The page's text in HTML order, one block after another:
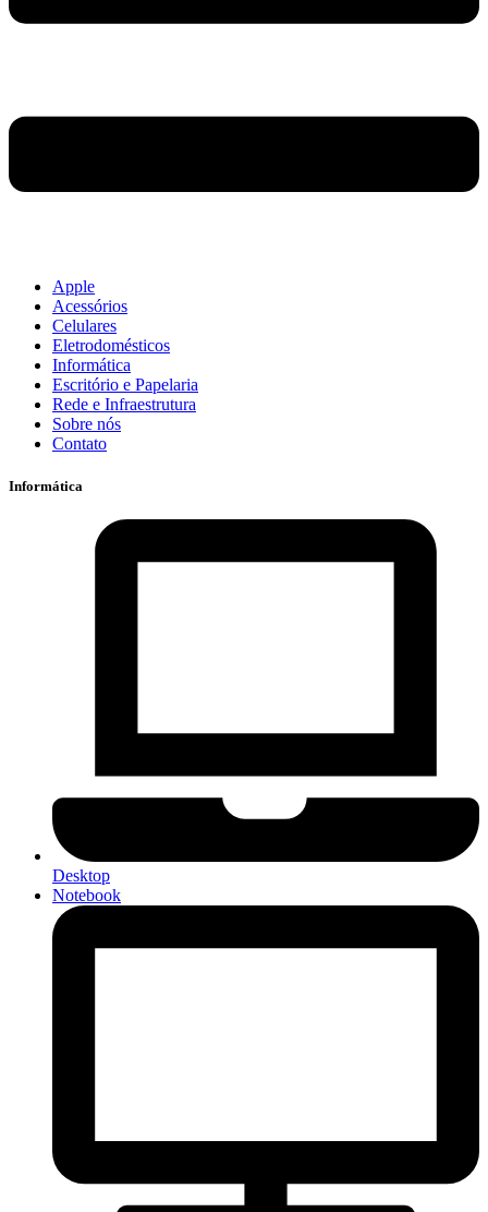
Apple
Acessórios
Celulares
Eletrodomésticos
Informática
Escritório e Papelaria
Rede e Infraestrutura
Sobre nós
Contato
Informática
Desktop
Notebook